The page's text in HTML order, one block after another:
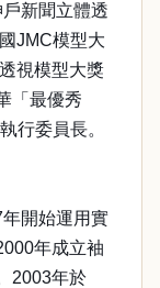
新聞立體透
JMC模型大
視模型大獎
「最優秀
行委員長。
開始運用實
年成立袖
2003年於